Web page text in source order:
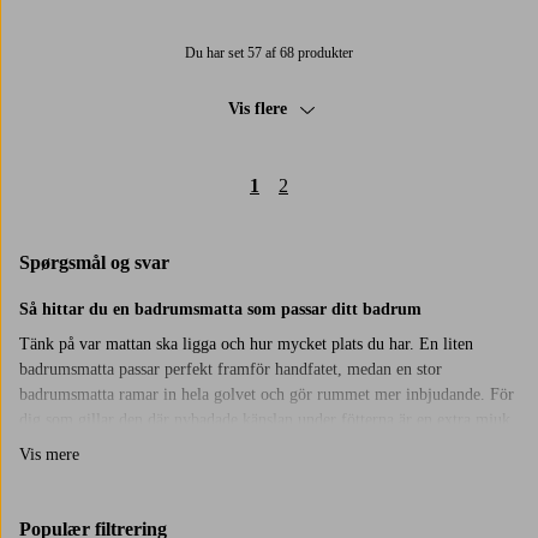
Du har set 57 af 68 produkter
Vis flere
1 2
Spørgsmål og svar
Så hittar du en badrumsmatta som passar ditt badrum
Tänk på var mattan ska ligga och hur mycket plats du har. En liten
badrumsmatta passar perfekt framför handfatet, medan en stor
badrumsmatta ramar in hela golvet och gör rummet mer inbjudande. För
fluffig badrumsmatta ett självklart val.
Badrumsmattan gör mer än att bara hålla fötterna varma. Den hjälper till
Vis mere
Populær filtrering